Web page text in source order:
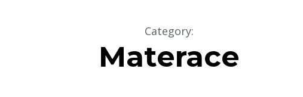
Category:
Materace